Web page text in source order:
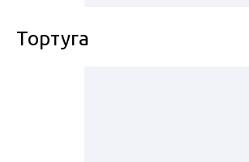
Тортуга